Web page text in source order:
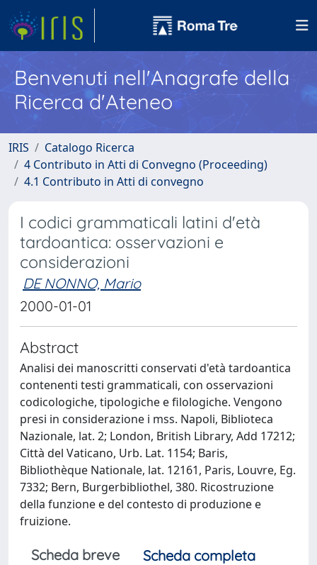
Benvenuti nell'Anagrafe della
Ricerca d'Ateneo
IRIS
Catalogo Ricerca
4 Contributo in Atti di Convegno (Proceeding)
4.1 Contributo in Atti di convegno
I codici grammaticali latini d'età
tardoantica: osservazioni e
considerazioni
DE NONNO, Mario
2000-01-01
Abstract
Analisi dei manoscritti conservati d'età tardoantica
contenenti testi grammaticali, con osservazioni
codicologiche, tipologiche e filologiche. Vengono
presi in considerazione i mss. Napoli, Biblioteca
Nazionale, lat. 2; London, British Library, Add 17212;
Città del Vaticano, Urb. Lat. 1154; Baris,
Bibliothèque Nationale, lat. 12161, Paris, Louvre, Eg.
7332; Bern, Burgerbibliothel, 380. Ricostruzione
della funzione e del contesto di produzione e
fruizione.
Scheda breve
Scheda completa